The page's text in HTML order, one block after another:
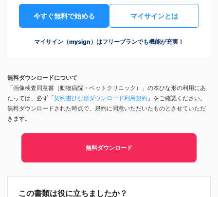
今すぐ無料で始める マイサインとは
マイサイン（mysign）はフリープランでも機能が充実！
無料ダウンロードについて
「画像検査同意書（動物病院・ペットクリニック）」の本ひな形の利用にあ
たっては、必ず「契約書ひな形ダウンロード利用規約 」をご確認ください。
無料ダウンロードされた時点で、規約に同意いただいたものとさせていただ
きます。
無料ダウンロード